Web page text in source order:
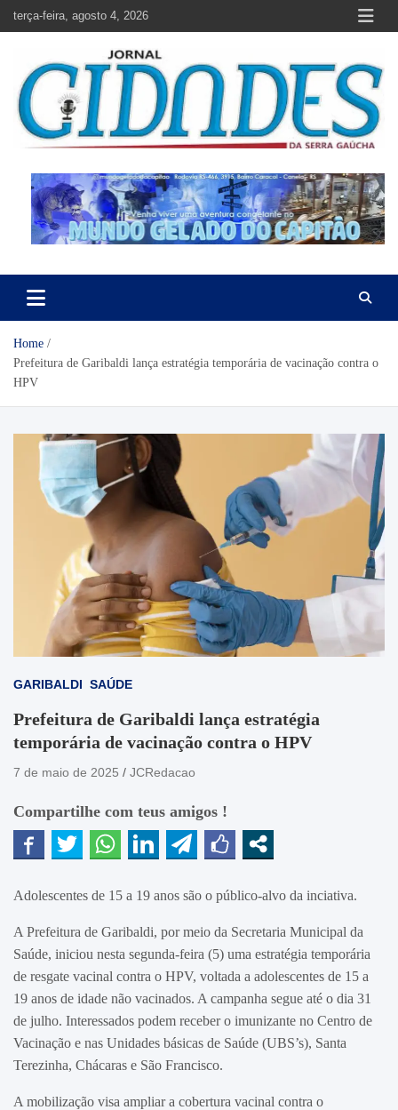
Skip
terça-feira, agosto 4, 2026
Jornal Cidades da Serra Gaúcha
Home
Prefeitura de Garibaldi lança estratégia temporária de vacinação contra o
HPV
GARIBALDI SAÚDE
Prefeitura de Garibaldi lança estratégia
temporária de vacinação contra o HPV
7 de maio de 2025 JCRedacao
Compartilhe com teus amigos !
Adolescentes de 15 a 19 anos são o público-alvo da inciativa.
A Prefeitura de Garibaldi, por meio da Secretaria Municipal da
Saúde, iniciou nesta segunda-feira (5) uma estratégia temporária
de resgate vacinal contra o HPV, voltada a adolescentes de 15 a
19 anos de idade não vacinados. A campanha segue até o dia 31
de julho. Interessados podem receber o imunizante no Centro de
Vacinação e nas Unidades básicas de Saúde (UBS’s), Santa
Terezinha, Chácaras e São Francisco.
A mobilização visa ampliar a cobertura vacinal contra o